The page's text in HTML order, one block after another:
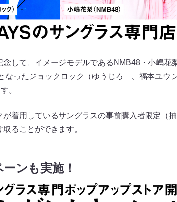
して、イメージモデルであるNMB48・小嶋花
なったジョックロック（ゆうじろー、福本ユウ
。
着用しているサングラスの事前購入者限定（
ることができます。
ンも実施！